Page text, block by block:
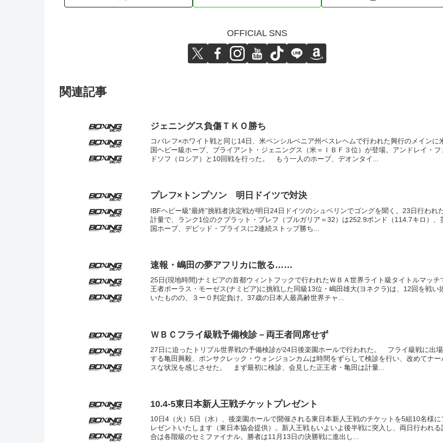
OFFICIAL SNS
関連記事
ジェニングス負傷ＴＫＯ勝ち
コバレフ×ホワイト戦と同じ14日、米ペンシルベニア州ベスレヘムで行われた興行のメインに
国ヘビー級ホープ、ブライアント・ジェニングス（米＝ＩＢＦ３位）が登場。アンドレイ・フ
ドソフ（ロシア）と10回戦を行った。 もう一人のホープ、デオンタイ...
プレフ×トンプソン 明日ドイツで対決
IBFヘビー級“最終”挑戦者決定戦が明日24日ドイツのシュベリンでゴングを聞く。23日行われ
計量で、ランク1位のクブラット・プレフ（ブルガリア＝32）は252.9ポンド（114.7キロ）、
国ホープ、デビッド・プライスに2連続ストップ勝ち...
速報・嶋田の夢アフリカに散る……
25日(現地時間)ナミビアの首都ウィントフックで行われたＷＢＡ世界ライト級タイトルマッチ
王者ポーラス・モーゼス(ナミビア)に挑戦した同級13位・嶋田雄大(ヨネクラ)は、12回を戦い
いたものの、３ー０判定負け。37歳の日本人最高齢世界チャ...
ＷＢＣフライ級戦予備検診－両王者同席せず
27日に迫ったトリプル世界戦の予備検診が24日後楽園ホールで行われた。 フライ級戦に出場
する亀田興毅、ポンサクレック・ウォンジョンカムは時間をずらして検診を行い、改めてナー
スな状況を感じさせた。 まず最初に検診、会見した正王者・亀田は計量...
10.4-5東日本新人王戦チケットプレゼント
10日4（火）5日（水）、後楽園ホールで開催される東日本新人王戦のチケットを5組10名様に
レゼントいたします（東日本協会提供）。新人王戦もいよいよ後半戦に突入し、両日行われる
合は各階級のセミファイナル。勝者は11月13日の決勝戦に進出し...